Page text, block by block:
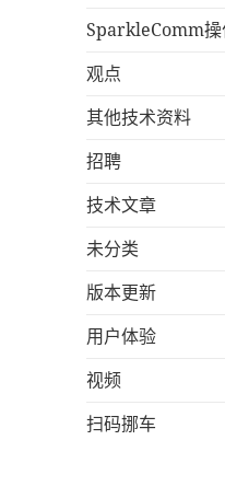
SparkleComm操
观点
其他技术资料
招聘
技术文章
未分类
版本更新
用户体验
视频
扫码挪车